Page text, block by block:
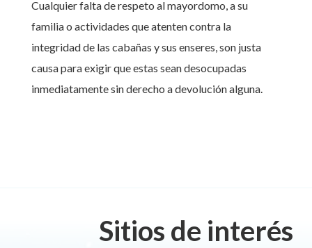
Cualquier falta de respeto al mayordomo, a su
familia o actividades que atenten contra la
integridad de las cabañas y sus enseres, son justa
causa para exigir que estas sean desocupadas
inmediatamente sin derecho a devolución alguna.
Sitios de interés